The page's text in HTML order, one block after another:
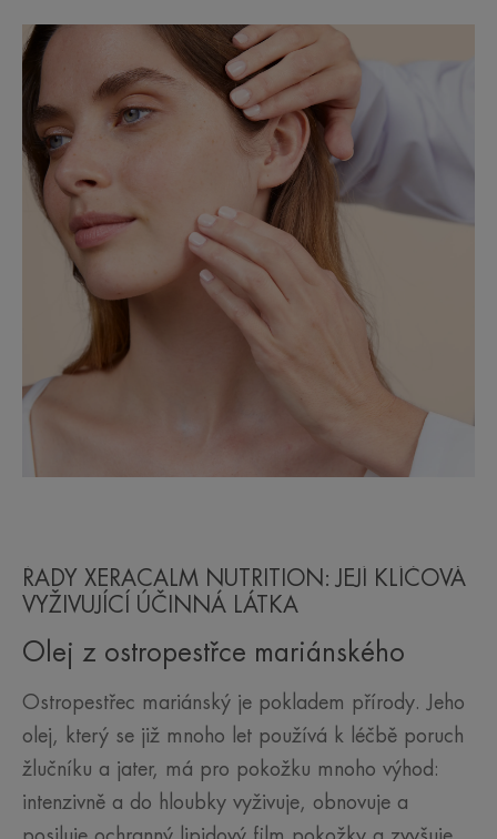
ŘADY XERACALM NUTRITION: JEJÍ KLÍČOVÁ
VYŽIVUJÍCÍ ÚČINNÁ LÁTKA
Olej z ostropestřce mariánského
Ostropestřec mariánský je pokladem přírody. Jeho
olej, který se již mnoho let používá k léčbě poruch
žlučníku a jater, má pro pokožku mnoho výhod:
intenzivně a do hloubky vyživuje, obnovuje a